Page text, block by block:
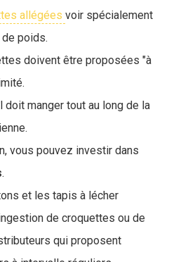
allégées voir spécialement
poids.
doivent être proposées "à
manger tout au long de la
vous pouvez investir dans
.
et les tapis à lécher
de croquettes ou de
qui proposent